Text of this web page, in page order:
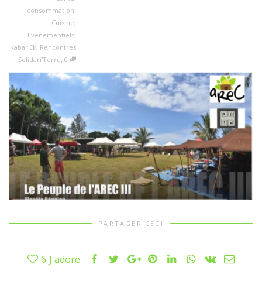
consommation,
Cuisine,
Evenementiels,
Kabar'Ek, Rencontres
Solidari'Terre, 0
PARTAGER CECI
6 J'adore